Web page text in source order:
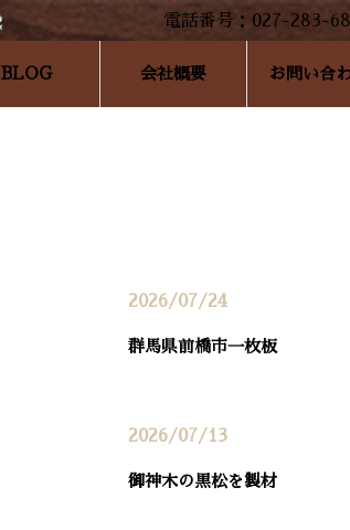
BLOG 会社概要 お問い合
2026/07/24
群馬県前橋市一枚板
2026/07/13
御神木の黒松を製材